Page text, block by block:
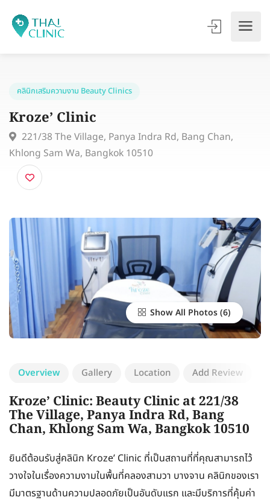
คลินิกเสริมความงาม Beauty Clinics
Kroze’ Clinic
221/38 The Village, Panya Indra Rd, Bang Chan,
Khlong Sam Wa, Bangkok 10510
Show All Photos
Overview Gallery Location Add Review
Kroze’ Clinic: Beauty Clinic at 221/38
The Village, Panya Indra Rd, Bang
Chan, Khlong Sam Wa, Bangkok 10510
ยินดีต้อนรับสู่คลินิก Kroze’ Clinic ที่เป็นสถานที่ที่คุณสามารถไว้
วางใจในเรื่องความงามในพื้นที่คลองสามวา บางจาน คลินิกของเรา
มีมาตรฐานด้านความปลอดภัยเป็นอันดับแรก และมีบริการที่คุ้มค่า